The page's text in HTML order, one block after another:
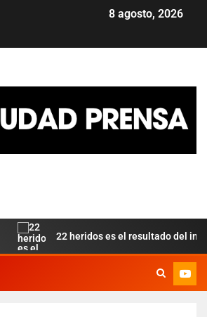
8 agosto, 2026
22 heridos es el resultado del incendio